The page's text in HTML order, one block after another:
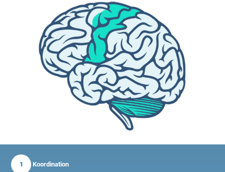
1 Koordination